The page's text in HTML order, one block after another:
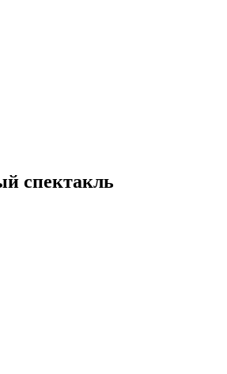
спектакль